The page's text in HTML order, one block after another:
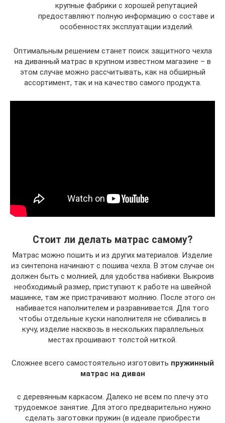
крупные фабрики с хорошей репутацией
предоставляют полную информацию о составе и
особенностях эксплуатации изделий.
Оптимальным решением станет поиск защитного чехла
на диванный матрас в крупном известном магазине – в
этом случае можно рассчитывать, как на обширный
ассортимент, так и на качество самого продукта.
Стоит ли делать матрас самому?
Матрас можно пошить и из других материалов. Изделие
из синтепона начинают с пошива чехла. В этом случае он
должен быть с молнией, для удобства набивки. Выкроив
необходимый размер, приступают к работе на швейной
машинке, там же пристрачивают молнию. После этого он
набивается наполнителем и разравнивается. Для того
чтобы отдельные куски наполнителя не сбивались в
кучу, изделие насквозь в нескольких параллельных
местах прошивают толстой ниткой.
Сложнее всего самостоятельно изготовить пружинный
матрас на диван
с деревянным каркасом. Далеко не всем по плечу это
трудоемкое занятие. Для этого предварительно нужно
сделать заготовки пружин (в идеале приобрести